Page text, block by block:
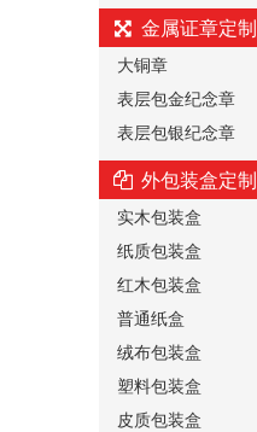
金属证章定制
大铜章
表层包金纪念章
表层包银纪念章
外包装盒定制
实木包装盒
纸质包装盒
红木包装盒
普通纸盒
绒布包装盒
塑料包装盒
皮质包装盒